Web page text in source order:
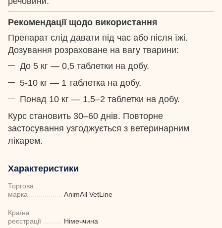
Рекомендації щодо використання
Препарат слід давати під час або після їжі.
Дозування розраховане на вагу тварини:
До 5 кг — 0,5 таблетки на добу.
5-10 кг — 1 таблетка на добу.
Понад 10 кг — 1,5–2 таблетки на добу.
Курс становить 30–60 днів. Повторне
застосування узгоджується з ветеринарним
лікарем.
Характеристики
Торгова
марка
AnimAll VetLine
Країна
реєстрації
Німеччина